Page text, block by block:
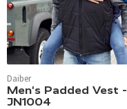
Daiber
Men's Padded Vest -
JN1004